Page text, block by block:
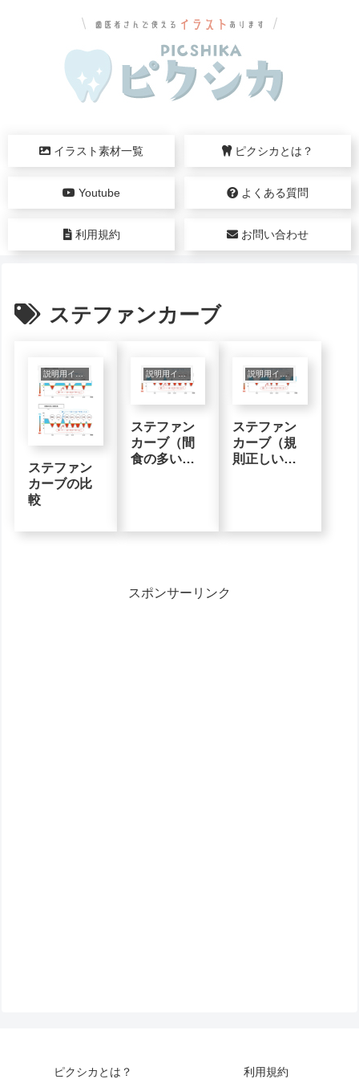
イラスト素材一覧 ピクシカとは？
Youtube よくある質問
利用規約 お問い合わせ
ステファンカーブ
説明用インフォグラフィック
ステファン
カーブの比
較
説明用インフォグラフィック
ステファン
カーブ（間
食の多い食
説明用インフォグラフィック
ステファン
カーブ（規
則正しい食
スポンサーリンク
ピクシカとは？ 利用規約